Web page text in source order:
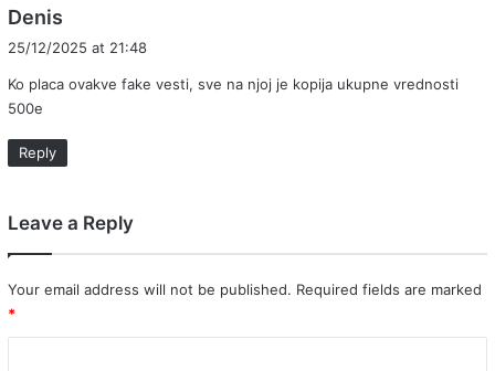
Denis
a
s
25/12/2025 at 21:48
Ko placa ovakve fake vesti, sve na njoj je kopija ukupne vrednosti
500e
Reply
Leave a Reply
Your email address will not be published. Required fields are marked
*